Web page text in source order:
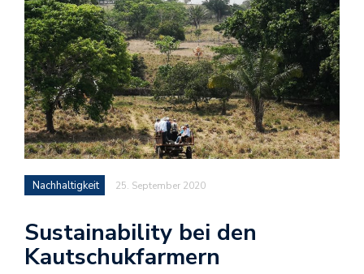
Nachhaltigkeit 25. September 2020
Sustainability bei den
Kautschukfarmern